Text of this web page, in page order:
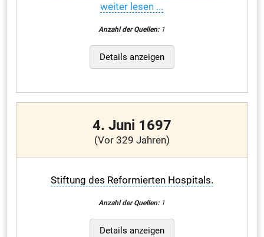
weiter lesen ...
Anzahl der Quellen:1
Details anzeigen
4. Juni 1697
(Vor 329 Jahren)
Stiftung des Reformierten Hospitals.
Anzahl der Quellen:1
Details anzeigen